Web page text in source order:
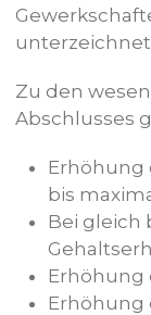
Zu den
Abschlusses
Erhöhung
bis
Bei gleich
Erhöhung
Erhöhung